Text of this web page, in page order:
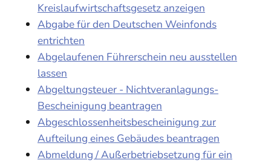
Kreislaufwirtschaftsgesetz anzeigen
Abgabe für den Deutschen Weinfonds
entrichten
Abgelaufenen Führerschein neu ausstellen
lassen
Abgeltungsteuer - Nichtveranlagungs-
Bescheinigung beantragen
Abgeschlossenheitsbescheinigung zur
Aufteilung eines Gebäudes beantragen
Abmeldung / Außerbetriebsetzung für ein